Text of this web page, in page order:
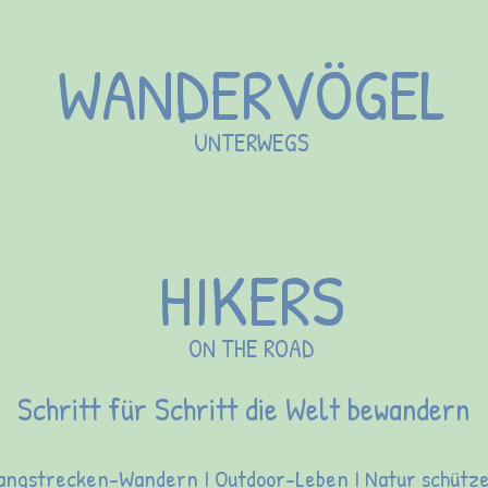
WANDERVÖGEL
UNTERWEGS
Schritt für Schritt die Welt bewandern
Wandern I Outdoor-Leben I Natur
HIKERS
ON THE ROAD